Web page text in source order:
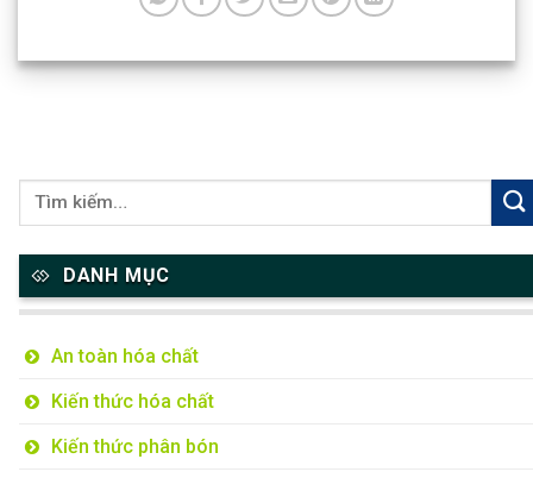
DANH MỤC
An toàn hóa chất
Kiến thức hóa chất
Kiến thức phân bón